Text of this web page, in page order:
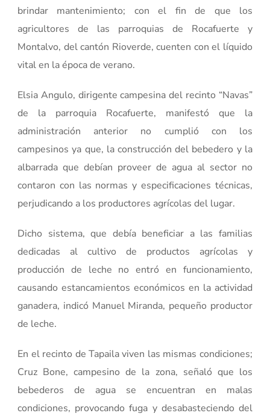
brindar mantenimiento; con el fin de que los
agricultores de las parroquias de Rocafuerte y
Montalvo, del cantón Rioverde, cuenten con el líquido
vital en la época de verano.
Elsia Angulo, dirigente campesina del recinto “Navas”
de la parroquia Rocafuerte, manifestó que la
administración anterior no cumplió con los
campesinos ya que, la construcción del bebedero y la
albarrada que debían proveer de agua al sector no
contaron con las normas y especificaciones técnicas,
perjudicando a los productores agrícolas del lugar.
Dicho sistema, que debía beneficiar a las familias
dedicadas al cultivo de productos agrícolas y
producción de leche no entró en funcionamiento,
causando estancamientos económicos en la actividad
ganadera, indicó Manuel Miranda, pequeño productor
de leche.
En el recinto de Tapaila viven las mismas condiciones;
Cruz Bone, campesino de la zona, señaló que los
bebederos de agua se encuentran en malas
condiciones, provocando fuga y desabasteciendo del